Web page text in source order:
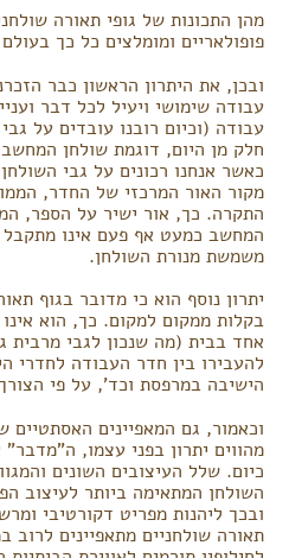
מהן התכונות של גופי תאורה
פופולאריים ומומלצים כל כך
ובכן, את היתרון הראשון כבר
עבודה שימושי ויעיל לכל דבר
עבודה (וכיום רובנו עובדים על
חלק מן היום, דוגמת שולחן
כאשר אנחנו רכונים על גבי
מקור האור המרכזי של החדר,
התקרה. כך, אור ישיר על הספר,
המחשב כמעט אף פעם אינו מתקבל
משמשת מנורת השולחן.
יתרון נוסף הוא כי מדובר בגוף
בקלות ממקום למקום. כך, הוא
אחד בבית (מה שנכון לגבי מרבית
להעבירו בין חדר העבודה לחדרי
הישיבה במרפסת וכד', על פי
וכאמור, גם המאפיינים האסתטיים
מהווים יתרון בפני עצמו,
כיום. שלל העיצובים השונים
השולחן המתאימה ביותר לעיצוב
ובכך ליהנות מפריט דקורטיבי
תאורה שולחניים מתאפיינים לרוב